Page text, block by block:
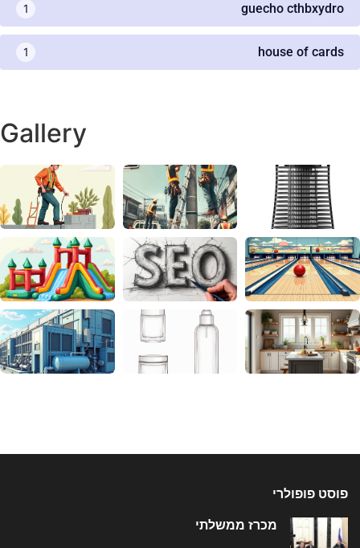
guecho cthbxydro
1
house of cards
1
Gallery
פוסט פופולרי
מכרז ממשלתי